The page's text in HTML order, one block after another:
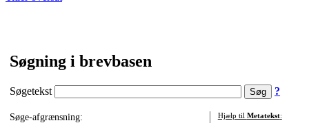
Søgning i brevbasen
Søgetekst ?
Søge-afgrænsning:
Hjælp til Metatekst: